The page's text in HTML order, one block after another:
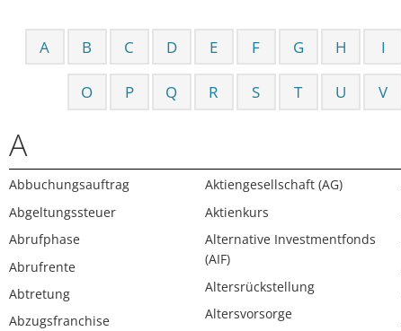
A B C D E F G H I
O P Q R S T U V
A
Abbuchungsauftrag
Abgeltungssteuer
Abrufphase
Abrufrente
Abtretung
Abzugsfranchise
Aktiengesellschaft (AG)
Aktienkurs
Alternative Investmentfonds
(AIF)
Altersrückstellung
Altersvorsorge